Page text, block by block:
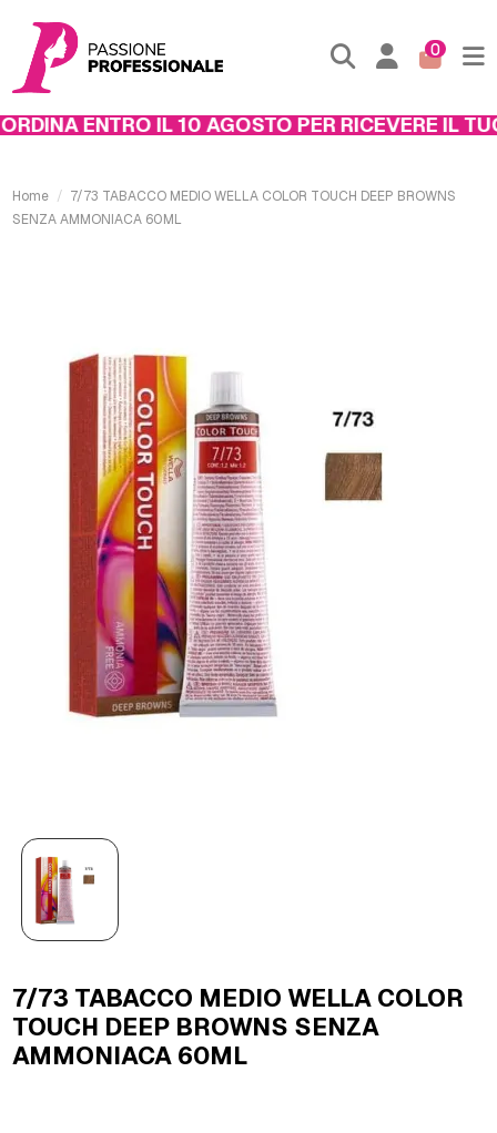
0
ENTRO IL 10 AGOSTO PER RICEVERE IL
Home
7/73 TABACCO MEDIO WELLA COLOR TOUCH DEEP BROWNS
SENZA AMMONIACA 60ML
7/73 TABACCO MEDIO WELLA COLOR
TOUCH DEEP BROWNS SENZA
AMMONIACA 60ML